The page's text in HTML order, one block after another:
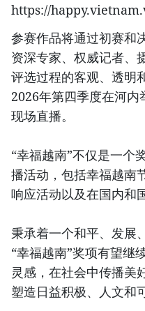
https://
参赛作品将通过初赛和
资深专家、权威记者、
评选过程的客观、透明
2026年第四季度在河
现场直播。
“幸福越南”不仅是一个
播活动，包括幸福越南
响应活动以及在国内和
秉承着一个和平、发展
“幸福越南”奖项有望继
灵感，在社会中传播美
塑造日益积极、人文和